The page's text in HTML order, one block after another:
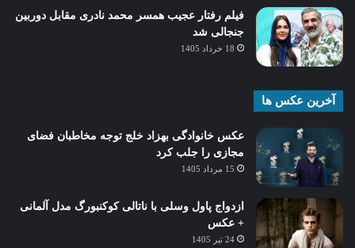
فیلم رفتار عجیب همسر محمد نادری مقابل دوربین
جنجالی شد
18 خرداد 1405
آخرین عکس ها
عکس خانوادگی بهزاد خلج توجه مخاطبان فضای
مجازی را جلب کرد
15 مرداد 1405
ازدواج پاول وسلی با ناتالی کوکنبورگ مدل آلمانی
+ عکس
24 تیر 1405